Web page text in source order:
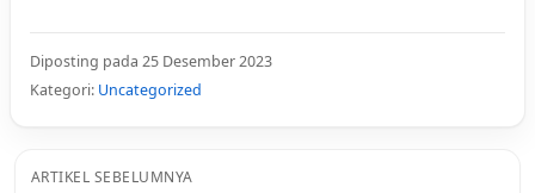
Diposting pada 25 Desember 2023
Kategori: Uncategorized
ARTIKEL SEBELUMNYA